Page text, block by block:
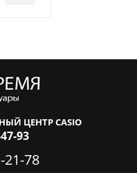
ЦЕНТР CASIO
93
21-78